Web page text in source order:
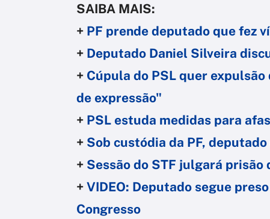
SAIBA MAIS:
+ PF prende deputado que fez
+ Deputado Daniel Silveira
+ Cúpula do PSL quer
de expressão"
+ PSL estuda medidas para
+ Sob custódia da PF,
+ Sessão do STF julgará
+ VIDEO: Deputado segue
Congresso